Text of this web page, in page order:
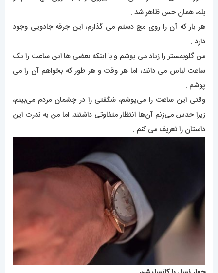
ساعت لباس می دانند، اما هر وقت و هر طور که بخواهم آن را می
پوشم .
وقتی این
زیرا حدس می‌زنم آن‌ها انتظار متفاوتی داشتند. اما من به ندرت این
داستان را تعریف می کنم .
چهار نسل با کانسلیشن
این یک زمان‌سنج کامل است و مملو از نوآوری‌های جالب است، زیرا
دارای گواهینامه Master Chronometer، همراه با طراحی زیبا و
اینها همه دلایل عالی برای خرید یکی هستند .